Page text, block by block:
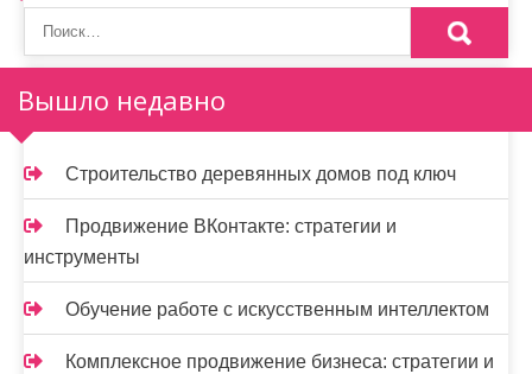
о
з
а
п
и
с
я
м
Вышло недавно
Строительство деревянных домов под ключ
Продвижение ВКонтакте: стратегии и
инструменты
Обучение работе с искусственным интеллектом
Комплексное продвижение бизнеса: стратегии и